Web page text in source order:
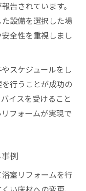
告されています。
設備を選択した場
全性を重視しまし
スケジュールをし
行うことが成功の
イスを受けること
フォームが実現で
例
室リフォームを行